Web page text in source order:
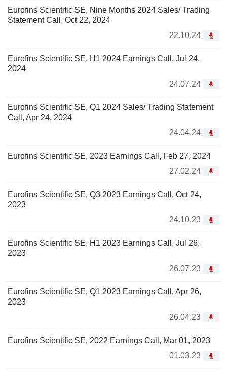
Eurofins Scientific SE, Nine Months 2024 Sales/ Trading
Statement Call, Oct 22, 2024
22.10.24
Eurofins Scientific SE, H1 2024 Earnings Call, Jul 24,
2024
24.07.24
Eurofins Scientific SE, Q1 2024 Sales/ Trading Statement
Call, Apr 24, 2024
24.04.24
Eurofins Scientific SE, 2023 Earnings Call, Feb 27, 2024
27.02.24
Eurofins Scientific SE, Q3 2023 Earnings Call, Oct 24,
2023
24.10.23
Eurofins Scientific SE, H1 2023 Earnings Call, Jul 26,
2023
26.07.23
Eurofins Scientific SE, Q1 2023 Earnings Call, Apr 26,
2023
26.04.23
Eurofins Scientific SE, 2022 Earnings Call, Mar 01, 2023
01.03.23